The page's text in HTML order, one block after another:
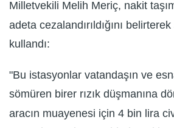
Milletvekili Melih Meriç, nakit
adeta cezalandırıldığını
kullandı:
"Bu istasyonlar vatandaşın ve
sömüren birer rızık düşmanına
aracın muayenesi için 4 bin lira